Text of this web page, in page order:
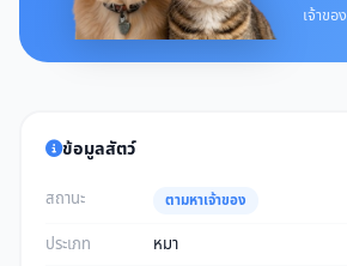
เจ้าของ
ข้อมูลสัตว์
สถานะ ตามหาเจ้าของ
ประเภท
หมา